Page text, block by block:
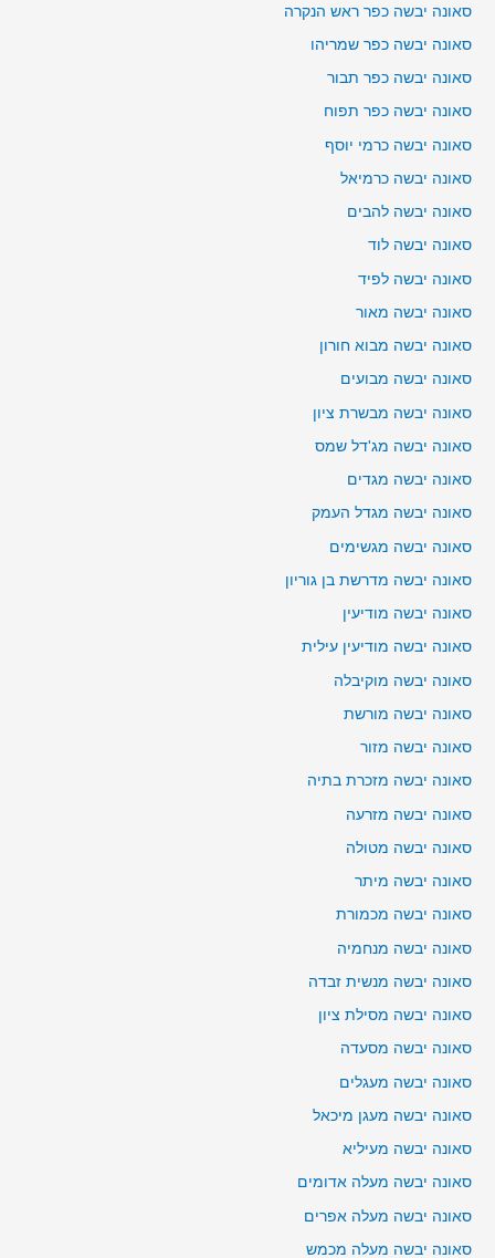
סאונה יבשה כפר ראש הנקרה
סאונה יבשה כפר שמריהו
סאונה יבשה כפר תבור
סאונה יבשה כפר תפוח
סאונה יבשה כרמי יוסף
סאונה יבשה כרמיאל
סאונה יבשה להבים
סאונה יבשה לוד
סאונה יבשה לפיד
סאונה יבשה מאור
סאונה יבשה מבוא חורון
סאונה יבשה מבועים
סאונה יבשה מבשרת ציון
סאונה יבשה מג'דל שמס
סאונה יבשה מגדים
סאונה יבשה מגדל העמק
סאונה יבשה מגשימים
סאונה יבשה מדרשת בן גוריון
סאונה יבשה מודיעין
סאונה יבשה מודיעין עילית
סאונה יבשה מוקיבלה
סאונה יבשה מורשת
סאונה יבשה מזור
סאונה יבשה מזכרת בתיה
סאונה יבשה מזרעה
סאונה יבשה מטולה
סאונה יבשה מיתר
סאונה יבשה מכמורת
סאונה יבשה מנחמיה
סאונה יבשה מנשית זבדה
סאונה יבשה מסילת ציון
סאונה יבשה מסעדה
סאונה יבשה מעגלים
סאונה יבשה מעגן מיכאל
סאונה יבשה מעיליא
סאונה יבשה מעלה אדומים
סאונה יבשה מעלה אפרים
סאונה יבשה מעלה מכמש